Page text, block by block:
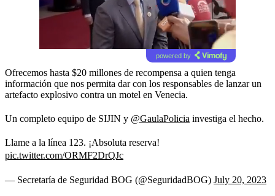
powered by
Ofrecemos hasta $20 millones de recompensa a quien tenga
información que nos permita dar con los responsables de lanzar un
artefacto explosivo contra un motel en Venecia.
Un completo equipo de SIJIN y @GaulaPolicia investiga el hecho.
Llame a la línea 123. ¡Absoluta reserva!
pic.twitter.com/ORMF2DrQJc
— Secretaría de Seguridad BOG (@SeguridadBOG) July 20, 2023